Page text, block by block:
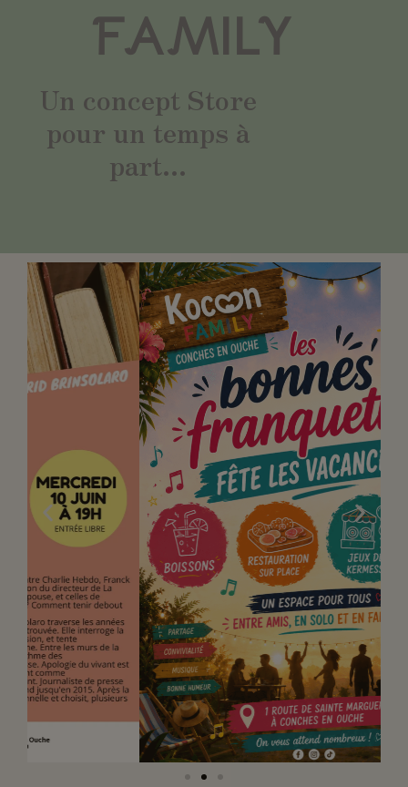
FAMILY
Un concept Store
pour un temps à
part...